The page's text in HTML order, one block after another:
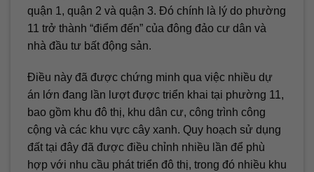
quận 1, quận 2 và quận 3. Đó chính là lý do phường
11 trở thành “điểm đến” của đông đảo cư dân và
nhà đầu tư bất động sản.
Điều này đã được chứng minh qua việc nhiều dự
án lớn đang lần lượt được triển khai tại phường 11,
bao gồm khu đô thị, khu dân cư, công trình công
cộng và các khu vực cây xanh. Quy hoạch sử dụng
đất tại đây đã được điều chỉnh nhiều lần để phù
hợp với nhu cầu phát triển đô thị, trong đó nhiều khu